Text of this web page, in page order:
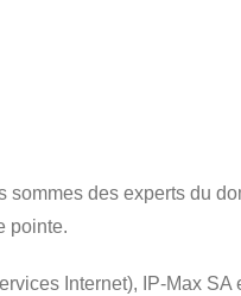
des experts du
pointe.
Internet), IP-Max SA